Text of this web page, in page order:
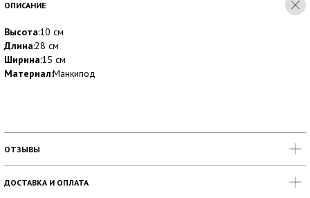
ОПИСАНИЕ
Высота:10 см
Длина:28 см
Ширина:15 см
Материал:Манкипод
ОТЗЫВЫ
ДОСТАВКА И ОПЛАТА